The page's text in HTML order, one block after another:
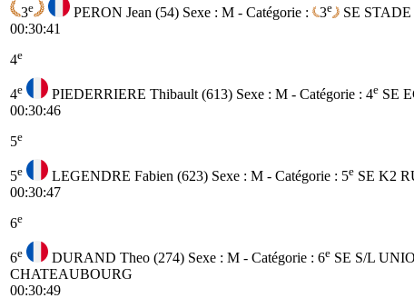
3e PERON Jean (54) Sexe : M - Catégorie : 3e SE
00:30:41
4e
4e PIEDERRIERE Thibault (613) Sexe : M - Catégorie : 4e SE
00:30:46
5e
5e LEGENDRE Fabien (623) Sexe : M - Catégorie : 5e SE K2
00:30:47
6e
6e DURAND Theo (274) Sexe : M - Catégorie : 6e SE S/L
CHATEAUBOURG
00:30:49